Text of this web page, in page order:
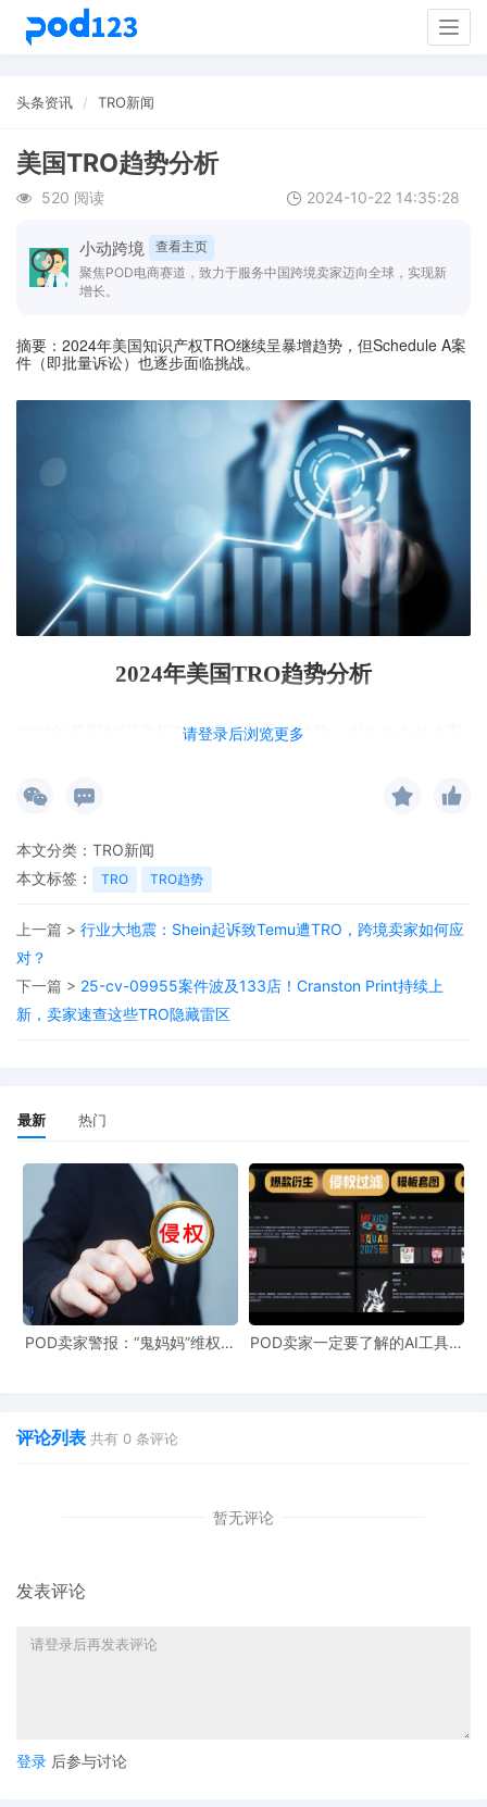
头条资讯 TRO新闻
美国TRO趋势分析
520 阅读 2024-10-22 14:35:28
小动跨境
查看主页
聚焦POD电商赛道，致力于服务中国跨境卖家迈向全球，实现新
增长。
请登录后浏览更多
摘要：2024年美国知识产权TRO继续呈暴增趋势，但Schedule A案
件（即批量诉讼）也逐步面临挑战。
2024年美国TRO趋势分析
年美国知识产权TRO继续呈暴增趋势，但Schedule A案
年，美国知识产权批量诉讼高达2023件，较2023年大幅
增长42%。
Schedule A案件，即批量诉讼继续呈高速增长的态势。此类
本文分类： TRO新闻
本文标签：
TRO TRO趋势
上一篇 > 行业大地震：Shein起诉致Temu遭TRO，跨境卖家如何应
对？
下一篇 > 25-cv-09955案件波及133店！Cranston Print持续上
新，卖家速查这些TRO隐藏雷区
最新 热门
POD卖家警报：“鬼妈妈”维权致
POD卖家一定要了解的AI工具，
评论列表 共有 0 条评论
暂无评论
发表评论
登录 后参与讨论